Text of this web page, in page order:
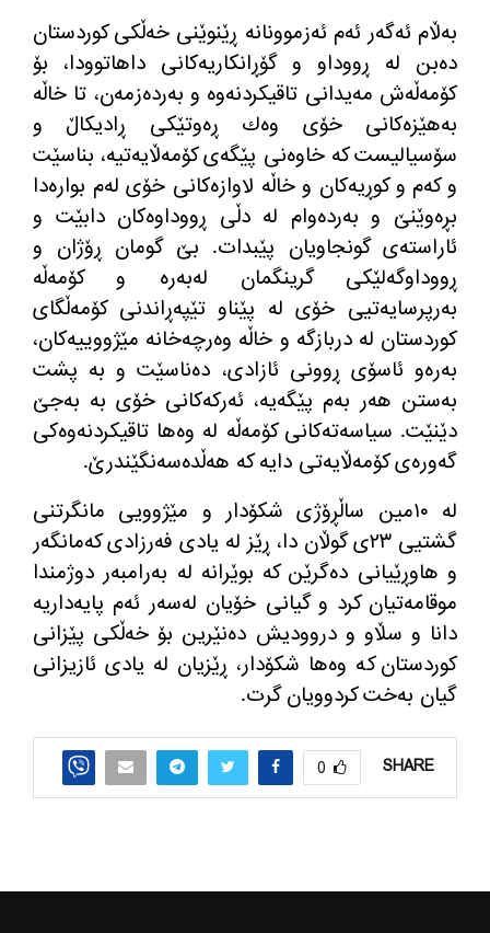
بهڵام ئهگهر ئهم ئهزموونانه ڕێنوێنی خهڵكی كوردستان
دهبن له ڕووداو و گۆڕانكاریهكانی داهاتوودا، بۆ
كۆمهڵهش مهیدانی تاقیكردنهوه و بهردهزمهن، تا خاڵه
بههێزهكانی خۆی وهك ڕهوتێكی ڕادیكاڵ و
سۆسیالیست كه ‌خاوهنی پێگهی كۆمهڵایهتیه، بناسێت
و كهم و كوڕیهكان و خاڵه لاوازهكانی خۆی لهم بوارهدا
بڕهوێنێ و بهردهوام له ‌دڵی ڕووداوهكان دابێت و
ئاراستهی گونجاویان پێبدات. بێ گومان ڕۆژان و
ڕووداوگهلێكی گرینگمان لهبهره و كۆمهڵه
بهرپرسایهتیی خۆی له پێناو تێپهڕاندنی كۆمهڵگای
كوردستان له ‌دربازگه و خاڵه وهرچهخانه مێژووییهكان،
بهرهو ئاسۆی ڕوونی ئازادی، دهناسێت و به پشت
بهستن ههر بهم پێگهیه، ئهركهكانی خۆی به بهجێ
دێنێت. سیاسهتهكانی كۆمهڵه له وهها تاقیكردنهوهكی
گهورهی كۆمهڵایهتی دایه‌كه ههڵدهسهنگێندرێ.
له
١٠مین ساڵڕۆژی شكۆدار و مێژوویی مانگرتنی
گشتیی ٢٣ی گوڵان دا، ڕێز له
یادی فهرزادی كهمانگهر
و هاوڕێیانی دهگرێن كه بوێرانه له بهرامبهر دوژمندا
موقامهتیان كرد و گیانی خۆیان لهسهر ئهم پایهداریه
دانا و سڵاو و دروودیش دهنێرین بۆ خهڵكی پێزانی
كوردستان كه وهها شكۆدار، ڕێزیان له یادی ئازیزانی
گیان بهخت كردوویان گرت.
SHARE
0